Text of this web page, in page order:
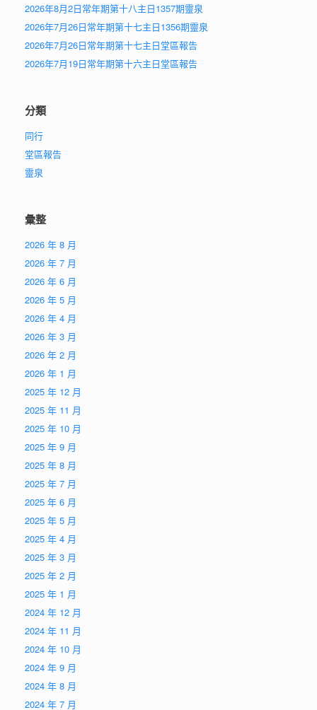
2026年8月2日常年期第十八主日1357期靈泉
2026年7月26日常年期第十七主日1356期靈泉
2026年7月26日常年期第十七主日堂區報告
2026年7月19日常年期第十六主日堂區報告
分類
同行
堂區報告
靈泉
彙整
2026 年 8 月
2026 年 7 月
2026 年 6 月
2026 年 5 月
2026 年 4 月
2026 年 3 月
2026 年 2 月
2026 年 1 月
2025 年 12 月
2025 年 11 月
2025 年 10 月
2025 年 9 月
2025 年 8 月
2025 年 7 月
2025 年 6 月
2025 年 5 月
2025 年 4 月
2025 年 3 月
2025 年 2 月
2025 年 1 月
2024 年 12 月
2024 年 11 月
2024 年 10 月
2024 年 9 月
2024 年 8 月
2024 年 7 月